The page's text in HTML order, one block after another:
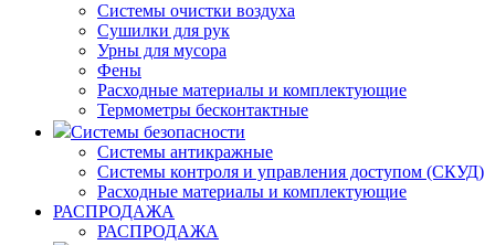
Системы очистки воздуха
Сушилки для рук
Урны для мусора
Фены
Расходные материалы и комплектующие
Термометры бесконтактные
Системы безопасности
Системы антикражные
Системы контроля и управления доступом (СКУД)
Расходные материалы и комплектующие
РАСПРОДАЖА
РАСПРОДАЖА